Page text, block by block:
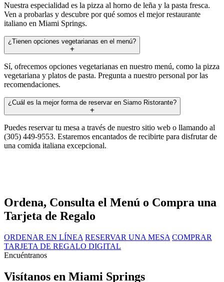
Nuestra especialidad es la pizza al horno de leña y la pasta fresca.
Ven a probarlas y descubre por qué somos el mejor restaurante
italiano en Miami Springs.
¿Tienen opciones vegetarianas en el menú?
Sí, ofrecemos opciones vegetarianas en nuestro menú, como la pizza
vegetariana y platos de pasta. Pregunta a nuestro personal por las
recomendaciones.
¿Cuál es la mejor forma de reservar en Siamo Ristorante?
Puedes reservar tu mesa a través de nuestro sitio web o llamando al
(305) 449-9553. Estaremos encantados de recibirte para disfrutar de
una comida italiana excepcional.
Ordena, Consulta el Menú o Compra una
Tarjeta de Regalo
ORDENAR EN LÍNEA RESERVAR UNA MESA COMPRAR
TARJETA DE REGALO DIGITAL
Encuéntranos
Visítanos en Miami Springs